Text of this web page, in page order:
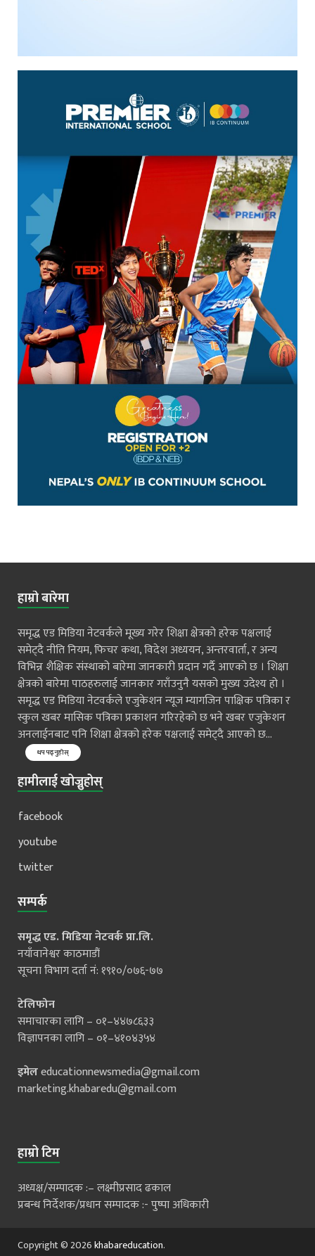
हाम्रो बारेमा
समृद्ध एड मिडिया नेटवर्कले मूख्य गरेर शिक्षा क्षेत्रको हरेक पक्षलाई
समेट्दै नीति नियम, फिचर कथा, विदेश अध्ययन, अन्तरवार्ता, र अन्य
विभिन्न शैक्षिक संस्थाको बारेमा जानकारी प्रदान गर्दै आएको छ । शिक्षा
क्षेत्रको बारेमा पाठहरुलाई जानकार गराँउनुनै यसको मुख्य उदेश्य हो ।
समृद्ध एड मिडिया नेटवर्कले एजुकेशन न्यूज म्यागजिन पाक्षिक पत्रिका र
स्कुल खबर मासिक पत्रिका प्रकाशन गरिरहेको छ भने खबर एजुकेशन
अनलाईनबाट पनि शिक्षा क्षेत्रको हरेक पक्षलाई समेट्दै आएको छ...
थप पढ्नुहोस्
हामीलाई खोज्नुहोस्
facebook
youtube
twitter
सम्पर्क
समृद्ध एड. मिडिया नेटवर्क प्रा.लि.
नयाँवानेश्वर काठमाडौं
सूचना विभाग दर्ता नं: १९१०/०७६-७७
टेलिफोन
समाचारका लागि – ०१–४४७८६३३
विज्ञापनका लागि – ०१–४१०४३५४
इमेलeducationnewsmedia@gmail.com
marketing.khabaredu@gmail.com
हाम्रो टिम
अध्यक्ष/सम्पादक :– लक्ष्मीप्रसाद ढकाल
प्रबन्ध निर्देशक/प्रधान सम्पादक :- पुष्पा अधिकारी
Copyright © 2026khabareducation.